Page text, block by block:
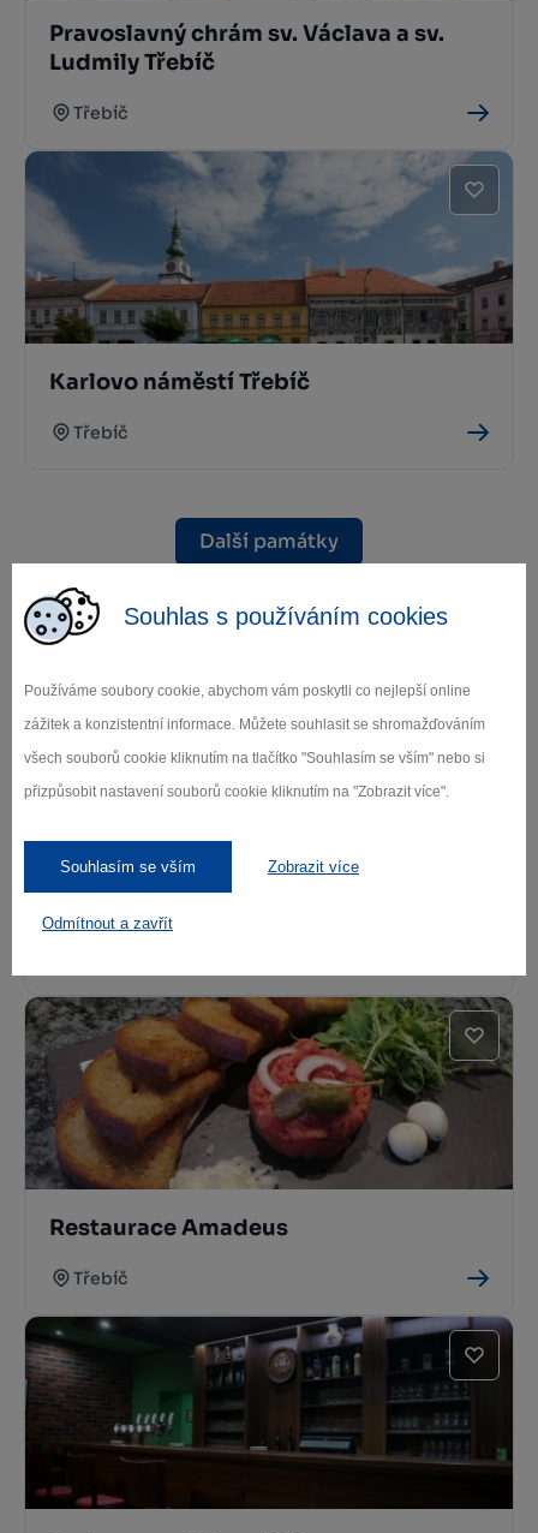
Souhlas s používáním cookies
Používáme soubory cookie, abychom vám poskytli co nejlepší online
zážitek a konzistentní informace. Můžete souhlasit se shromažďováním
všech souborů cookie kliknutím na tlačítko "Souhlasím se vším" nebo si
přizpůsobit nastavení souborů cookie kliknutím na "Zobrazit více".
Souhlasím se vším Zobrazit více
Odmítnout a zavřít
Pravoslavný chrám sv. Václava a sv.
Ludmily Třebíč
Třebíč
Karlovo náměstí Třebíč
Třebíč
Další památky
Kde se najíst
Restaurace Amadeus
Třebíč